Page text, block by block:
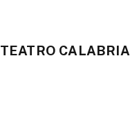
TEATRO CALABRIA